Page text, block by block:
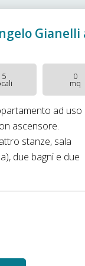
Gianelli
5 0
mq
ad uso
ascensore.
stanze, sala
due bagni e due